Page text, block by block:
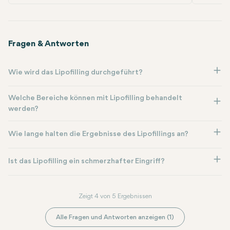
Fragen & Antworten
Wie wird das Lipofilling durchgeführt?
Welche Bereiche können mit Lipofilling behandelt
werden?
Wie lange halten die Ergebnisse des Lipofillings an?
Ist das Lipofilling ein schmerzhafter Eingriff?
Zeigt 4 von 5 Ergebnissen
Alle Fragen und Antworten anzeigen (1)